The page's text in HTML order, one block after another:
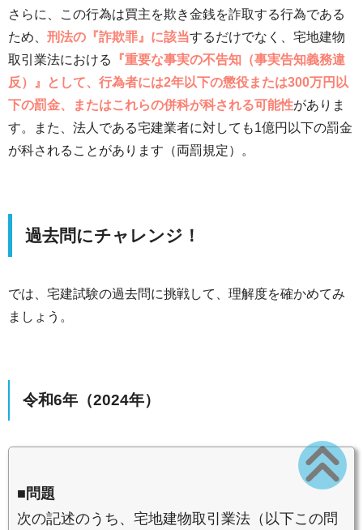
さらに、この行為は買主を欺き金銭を詐取する行為である
ため、 刑法の『詐欺罪』に該当するだけでなく、宅地建物
取引業法における
『重要な事実の不告知（事実告知義務違
反）』として、行為者には2年以下の懲役または300万円以
下の罰金、またはこれらの併科が科される可能性がありま
す。また、法人である宅建業者に対しても1億円以下の罰金
が科されることがあります（両罰規定）。
過去問にチャレンジ！
では、宅建試験の過去問に挑戦して、理解度を確かめてみ
ましょう。
令和6年（2024年）
■問題
次の記述のうち、宅地建物取引業法（以下この問